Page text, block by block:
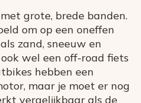
grote, brede banden.
om op een oneffen
zand, sneeuw en
wel een off-road fiets
hebben een
maar je moet er nog
vergelijkbaar als de